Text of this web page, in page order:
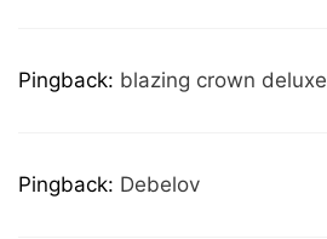
Pingback: blazing crown deluxe
Pingback: Debelov